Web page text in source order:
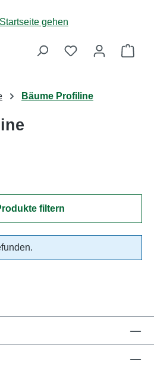
Bäume Profiline
filtern